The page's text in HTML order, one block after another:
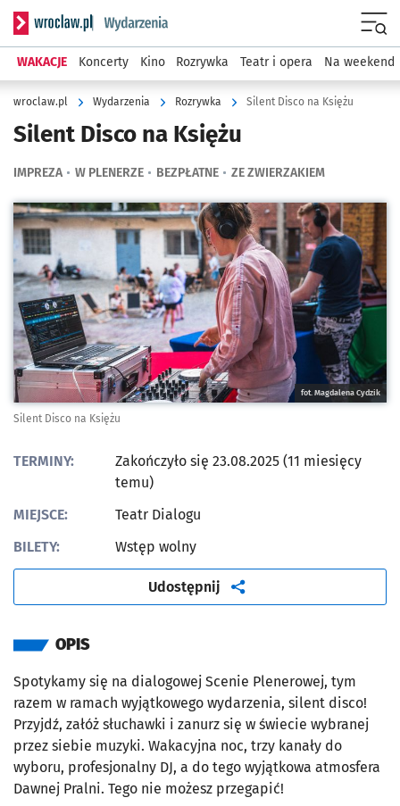
Serwis informacyjny wroclaw.pl podserwis: Wydarzenia
WAKACJE Koncerty Kino Rozrywka Teatr i opera Na weekend
wroclaw.pl Wydarzenia Rozrywka Silent Disco na Księżu
Silent Disco na Księżu
IMPREZA W PLENERZE BEZPŁATNE ZE ZWIERZAKIEM
Kliknij, aby powiększyć
fot. Magdalena Cydzik
Silent Disco na Księżu
TERMINY:
Zakończyło się 23.08.2025 (11 miesięcy
temu)
MIEJSCE:
Teatr Dialogu
BILETY:
Wstęp wolny
Udostępnij artykuł
OPIS
Spotykamy się na dialogowej Scenie Plenerowej, tym
razem w ramach wyjątkowego wydarzenia, silent disco!
Przyjdź, załóż słuchawki i zanurz się w świecie wybranej
przez siebie muzyki. Wakacyjna noc, trzy kanały do
wyboru, profesjonalny DJ, a do tego wyjątkowa atmosfera
Dawnej Pralni. Tego nie możesz przegapić!